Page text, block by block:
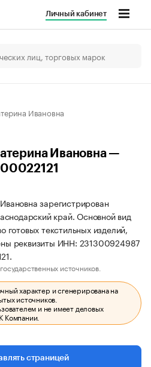
Личный кабинет
Ивановна
Ивановна —
зарегистрирован
край. Основной вид
готовых текстильных изделий,
реквизиты ИНН: 231300924987
источников.
характер и сгенерирована на
источников.
и не имеет деловых
Компании.
страницей